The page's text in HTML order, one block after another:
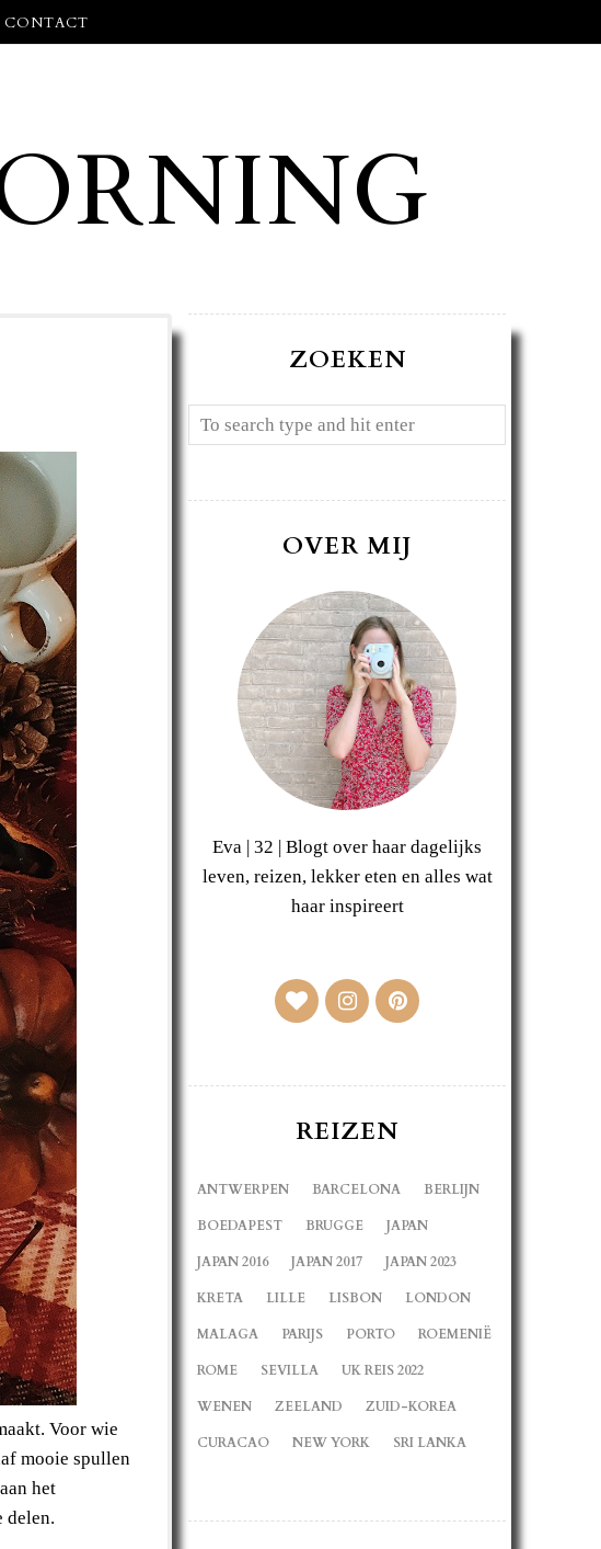
CONTACT
Voor wie
mooie spullen
het
delen.
ZOEKEN
OVER MIJ
Eva | 32 | Blogt over haar dagelijks
leven, reizen, lekker eten en alles wat
haar inspireert
REIZEN
ANTWERPEN BARCELONA BERLIJN
BOEDAPEST BRUGGE JAPAN
JAPAN 2016 JAPAN 2017 JAPAN 2023
KRETA LILLE LISBON LONDON
MALAGA PARIJS PORTO ROEMENIË
ROME SEVILLA UK REIS 2022
WENEN ZEELAND ZUID-KOREA
CURACAO NEW YORK SRI LANKA